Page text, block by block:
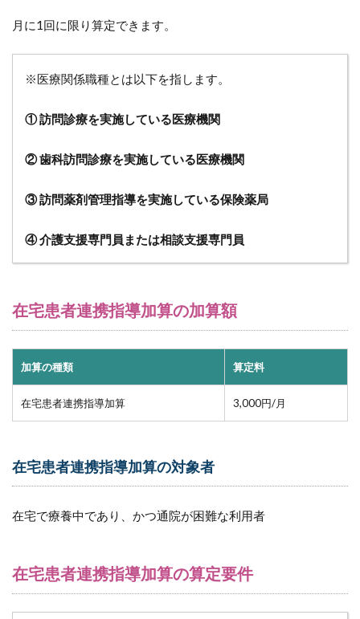
2.1
連携
加算
の対
3
宅
者
連
携
加
算
定
要
件
4
宅
患
者
携
加
算
の
留
月に1回に限り算定できます。
※医療関係職種とは以下を指します。
① 訪問診療を実施している医療機関
② 歯科訪問診療を実施している医療機関
③ 訪問薬剤管理指導を実施している保険薬局
④ 介護支援専門員または相談支援専門員
在宅患者連携指導加算の加算額
加算の種類 算定料
在宅患者連携指導加算 3,000円/月
在宅患者連携指導加算の対象者
在宅で療養中であり、かつ通院が困難な利用者
在宅患者連携指導加算の算定要件